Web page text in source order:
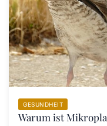
GESUNDHEIT
Warum ist